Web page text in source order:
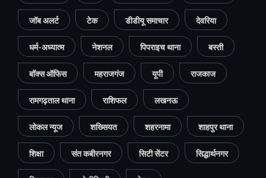
जॉब अलर्ट टेक डीडीयू समाचार देवरिया
धर्म-अध्यात्म नेशनल पिपराइच थाना बस्ती
बॉक्स ऑफिस महराजगंज यूपी राजकाज
रामगढ़ताल थाना राशिफल लखनऊ
लोकल न्यूज शख्सियत शहरनामा शाहपुर थाना
शिक्षा संत कबीरनगर सिटी सेंटर सिद्धार्थनगर